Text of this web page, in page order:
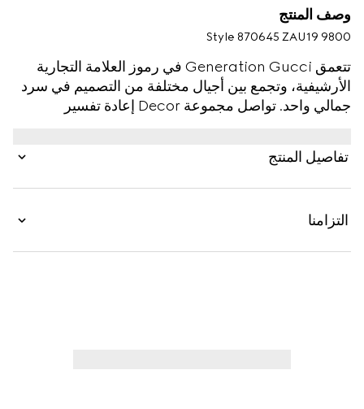
وصف المنتج
Style ‎870645 ZAU19 9800
تتعمق Generation Gucci في رموز العلامة التجارية
الأرشيفية، وتجمع بين أجيال مختلفة من التصميم في سرد
جمالي واحد. تواصل مجموعة Decor إعادة تفسير
تفاصيل المنتج
التزامنا